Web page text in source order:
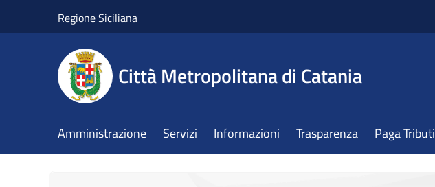
Regione Siciliana
Città Metropolitana di Catania
Amministrazione Servizi Informazioni Trasparenza Paga Tributi